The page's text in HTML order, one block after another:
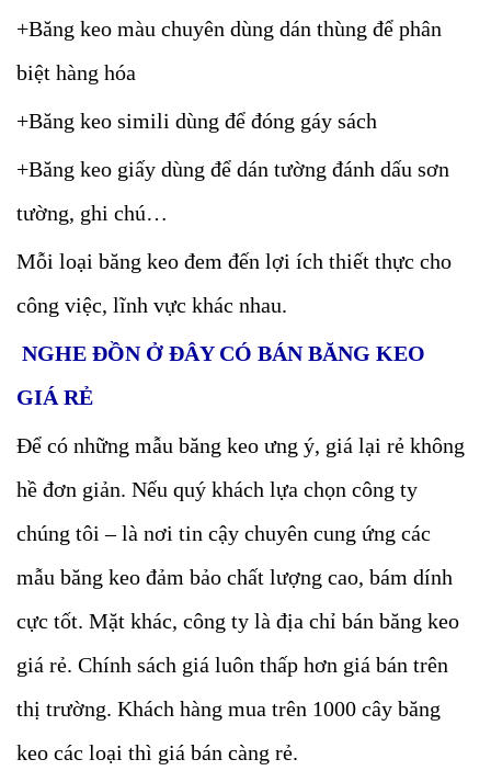
+Băng keo màu chuyên dùng dán thùng để phân
biệt hàng hóa
+Băng keo simili dùng để đóng gáy sách
+Băng keo giấy dùng để dán tường đánh dấu sơn
tường, ghi chú…
Mỗi loại băng keo đem đến lợi ích thiết thực cho
công việc, lĩnh vực khác nhau.
NGHE ĐỒN Ở ĐÂY CÓ BÁN BĂNG KEO
GIÁ RẺ
Để có những mẫu băng keo ưng ý, giá lại rẻ không
hề đơn giản. Nếu quý khách lựa chọn công ty
chúng tôi – là nơi tin cậy chuyên cung ứng các
mẫu băng keo đảm bảo chất lượng cao, bám dính
cực tốt. Mặt khác, công ty là địa chỉ bán băng keo
giá rẻ. Chính sách giá luôn thấp hơn giá bán trên
thị trường. Khách hàng mua trên 1000 cây băng
keo các loại thì giá bán càng rẻ.